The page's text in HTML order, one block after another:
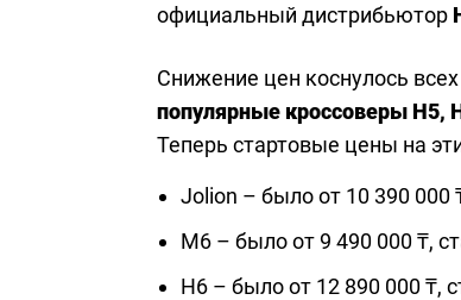
официальный дистрибьютор
Снижение цен коснулось
популярные кроссоверы H5,
Теперь стартовые цены на
Jolion – было от 10 390 000
M6 – было от 9 490 000 ₸,
H6 – было от 12 890 000 ₸,